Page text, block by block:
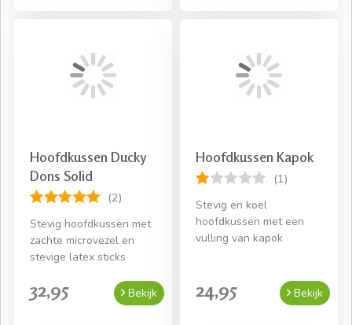
Hoofdkussen Ducky
Dons Solid
(2)
Stevig hoofdkussen met
zachte microvezel en
stevige latex sticks
32,95 Bekijk
Hoofdkussen Kapok
(1)
Stevig en koel
hoofdkussen met een
vulling van kapok
24,95 Bekijk